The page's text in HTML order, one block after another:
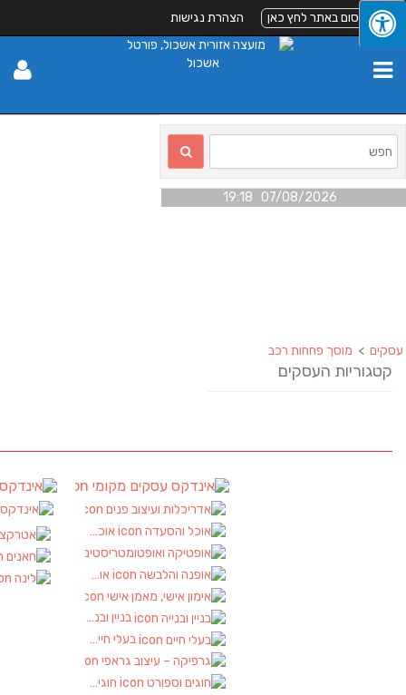
כאן הצהרת נגישות
רכב
אטרקציות
(2)
חאנים
לינה
אינדקס עסקים מקומי (90)
אדריכלות ועיצוב פנים(2)
אוכל והסעדה (17)
אופטיקה ואופטומטריסטים
אופנה והלבשה (1)
אימון אישי, מאמן אישי(1)
בניין ובנייה (2)
בעלי חיים (2)
גרפיקה – עיצוב גראפי
חוגים וספורט (2)